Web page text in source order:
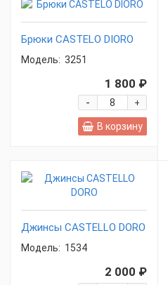
Брюки CASTELO DIORO
Модель: 3251
1 800 ₽
+
-
В корзину
Джинсы CASTELLO DORO
Модель: 1534
2 000 ₽